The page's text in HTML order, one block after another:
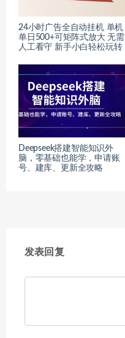
24小时广告全自动挂机 单机
单日500+可矩阵式放大 无需
人工看守 新手小白轻松玩转
Deepseek搭建智能知识外
脑，零基础也能学，申请账
号、建库、更新全攻略
发表回复